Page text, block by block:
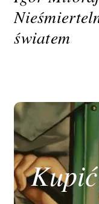
światem